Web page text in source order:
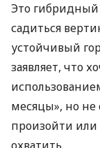
Это гибридный
садиться
устойчивый
заявляет, что
месяцы», но не
произойти или